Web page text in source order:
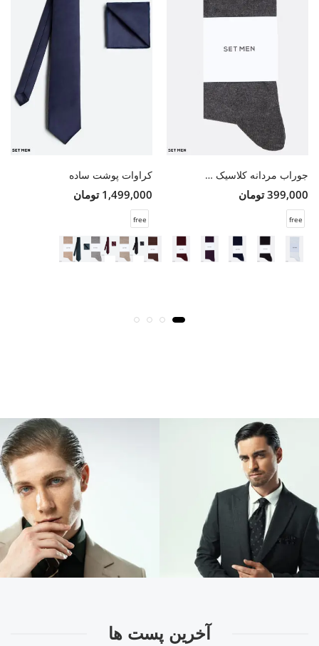
جوراب مردانه کلاسیک ساده
399,000 تومان
free
کراوات پوشت ساده
1,499,000 تومان
free
آخرین پست ها